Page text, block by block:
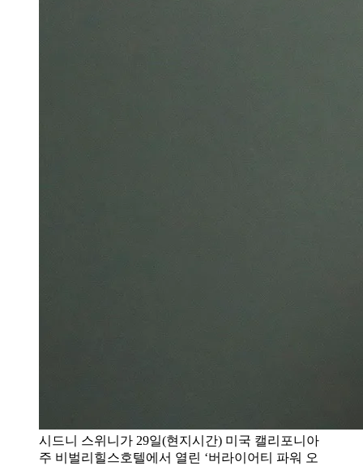
시드니 스위니가 29일(현지시간) 미국 캘리포니아
주 비벌리힐스호텔에서 열린 ‘버라이어티 파워 오